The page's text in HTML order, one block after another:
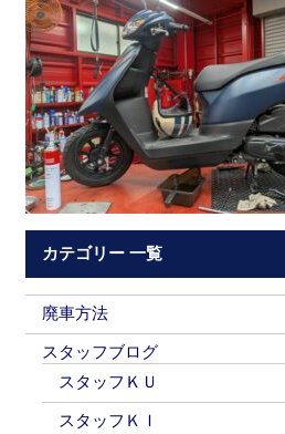
カテゴリー 一覧
廃車方法
スタッフブログ
スタッフＫＵ
スタッフＫＩ